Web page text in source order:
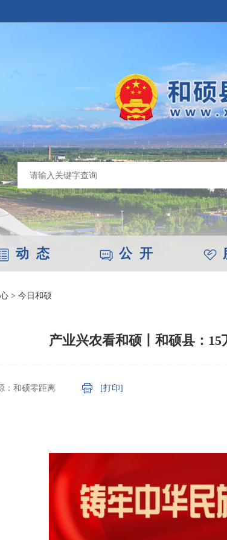
动 态 公 开
> 今日和硕
产业兴农看和硕丨和硕县：
：和硕零距离 [打印]